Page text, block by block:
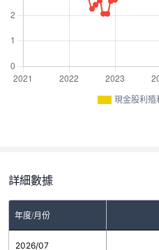
現金股利殖
詳細數據
年度/月份
2026/07